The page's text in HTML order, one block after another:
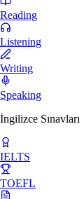
Reading
Listening
Writing
Speaking
İngilizce Sınavları
IELTS
TOEFL